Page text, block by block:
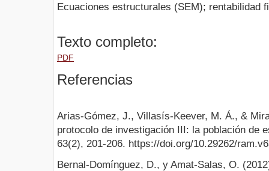
Ecuaciones estructurales (SEM); rentabilidad
Texto completo:
PDF
Referencias
Arias-Gómez, J., Villasís-Keever, M. Á., &
protocolo de investigación III: la población de
63(2), 201-206. https://doi.org/10.29262/
Bernal-Domínguez, D., y Amat-Salas, O.